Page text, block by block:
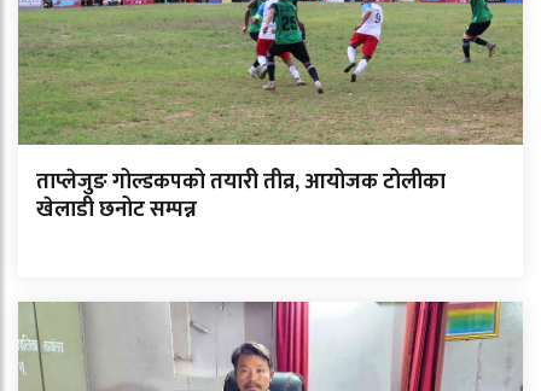
ताप्लेजुङ गोल्डकपको तयारी तीव्र, आयोजक टोलीका
खेलाडी छनोट सम्पन्न